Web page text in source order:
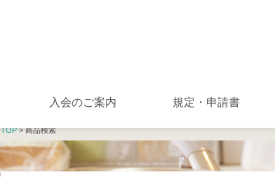
入会のご案内 規定・申請書
TOP> 商品検索